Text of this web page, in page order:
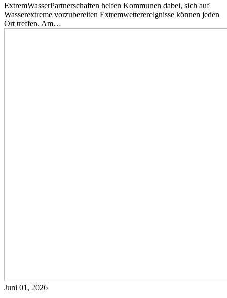
ExtremWasserPartnerschaften helfen Kommunen dabei, sich auf
Wasserextreme vorzubereiten Extremwetterereignisse können jeden
Ort treffen. Am…
Juni 01, 2026